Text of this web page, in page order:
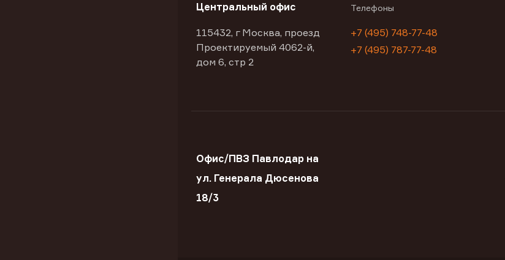
Центральный офис
115432, г Москва, проезд
Проектируемый 4062-й,
дом 6, стр 2
Телефоны
+7 (495) 748-77-48
+7 (495) 787-77-48
Офис/ПВЗ Павлодар на
ул. Генерала Дюсенова
18/3